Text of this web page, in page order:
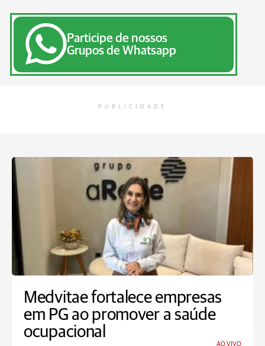
Participe de nossos
Grupos de Whatsapp
PUBLICIDADE
Medvitae fortalece empresas
em PG ao promover a saúde
ocupacional
AO VIVO